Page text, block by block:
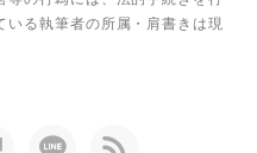
いる執筆者の所属・肩書きは現